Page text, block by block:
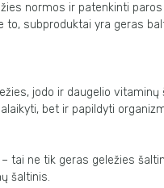
normos ir patenkinti
to, subproduktai yra geras
jodo ir daugelio
bet ir papildyti
tai ne tik geras geležies
šaltinis.